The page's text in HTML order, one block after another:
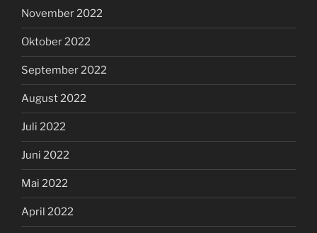
November 2022
Oktober 2022
September 2022
August 2022
Juli 2022
Juni 2022
Mai 2022
April 2022